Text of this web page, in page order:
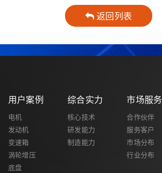
返回列表
用户案例
电机
发动机
变速箱
涡轮增压
底盘
综合实力
核心技术
研发能力
制造能力
市场服务
合作伙伴
服务客户
市场分布
行业分布